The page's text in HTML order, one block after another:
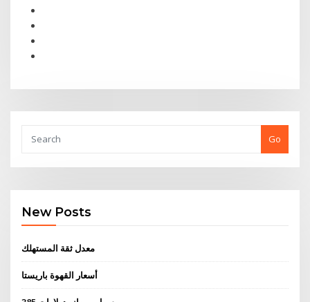
Go
New Posts
معدل ثقة المستهلك
أسعار القهوة باريستا